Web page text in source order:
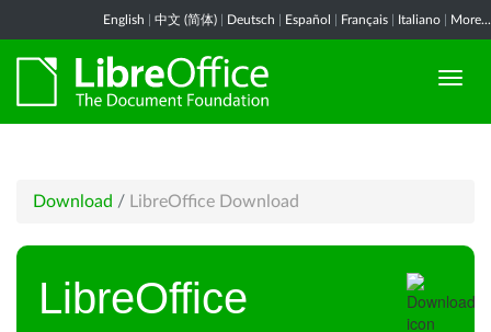
English 中文 (简体) Deutsch Español Français Italiano More...
Download / LibreOffice Download
LibreOffice